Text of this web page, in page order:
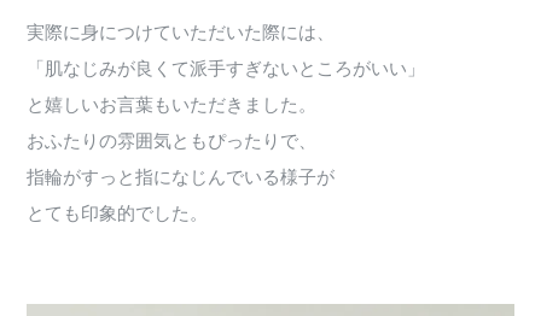
実際に身につけていただいた際には、
「肌なじみが良くて派手すぎないところがいい」
と嬉しいお言葉もいただきました。
おふたりの雰囲気ともぴったりで、
指輪がすっと指になじんでいる様子が
とても印象的でした。